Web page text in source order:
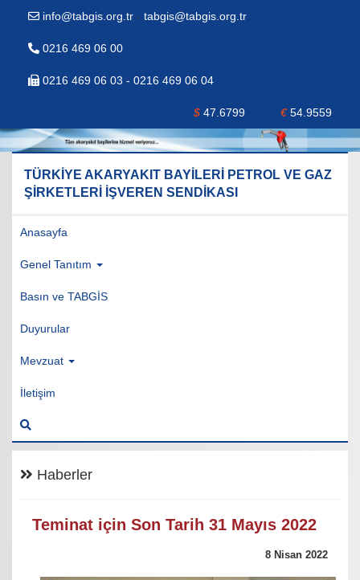
info@tabgis.org.tr - tabgis@tabgis.org.tr
0216 469 06 00
0216 469 06 03 - 0216 469 06 04
$ 47.6799 €54.9559
TÜRKİYE AKARYAKIT BAYİLERİ PETROL VE GAZ
ŞİRKETLERİ İŞVEREN SENDİKASI
Anasayfa
Genel Tanıtım
Basın ve TABGİS
Duyurular
Mevzuat
İletişim
Haberler
Teminat için Son Tarih 31 Mayıs 2022
8 Nisan 2022